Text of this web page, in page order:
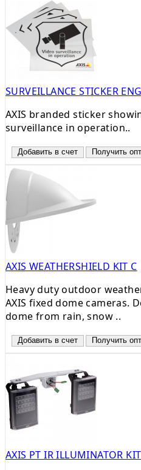
SURVEILLANCE STICKER
AXIS branded sticker
surveillance in operation..
Добавить в счет Получить
AXIS WEATHERSHIELD KIT C
Heavy duty outdoor
AXIS fixed dome cameras.
dome from rain, snow ..
Добавить в счет Получить
AXIS PT IR ILLUMINATOR